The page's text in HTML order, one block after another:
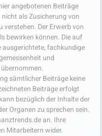
angebotenen Beiträge
als Zusicherung von
Der Erwerb von
bewirken können. Die auf
fachkundige
und
sämtlicher Beiträge keine
Beiträge erfolgt
bezüglich der Inhalte der
Organen zu sprechen sein.
an. Ihre
Mitarbeitern wider.